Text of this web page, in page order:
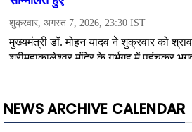
NEWS ARCHIVE CALENDAR